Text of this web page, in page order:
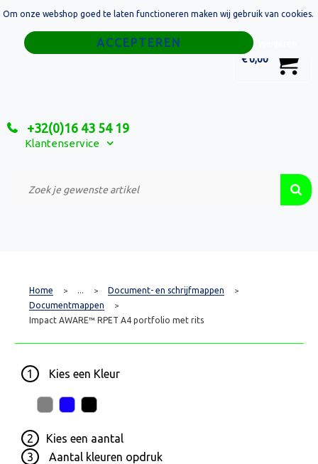
€ 0,00
+32(0)16 43 54 19
Klantenservice
Home
Relatiegeschenken
Custom Made Projecten
Home > ... > Document- en schrijfmappen >
Documentmappen >
Impact AWARE™ RPET A4 portfolio met rits
1 Kies een Kleur
2 Kies een aantal
3
Aantal kleuren opdruk
Om onze webshop goed te laten functioneren maken wij gebruik van cookies.